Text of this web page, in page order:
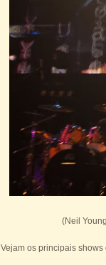
(Neil
Vejam os principais